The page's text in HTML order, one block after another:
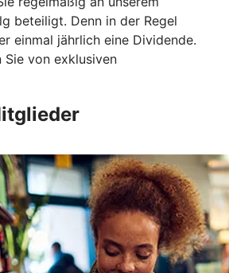
beteiligt. Denn in der Regel
einmal jährlich eine Dividende.
von exklusiven